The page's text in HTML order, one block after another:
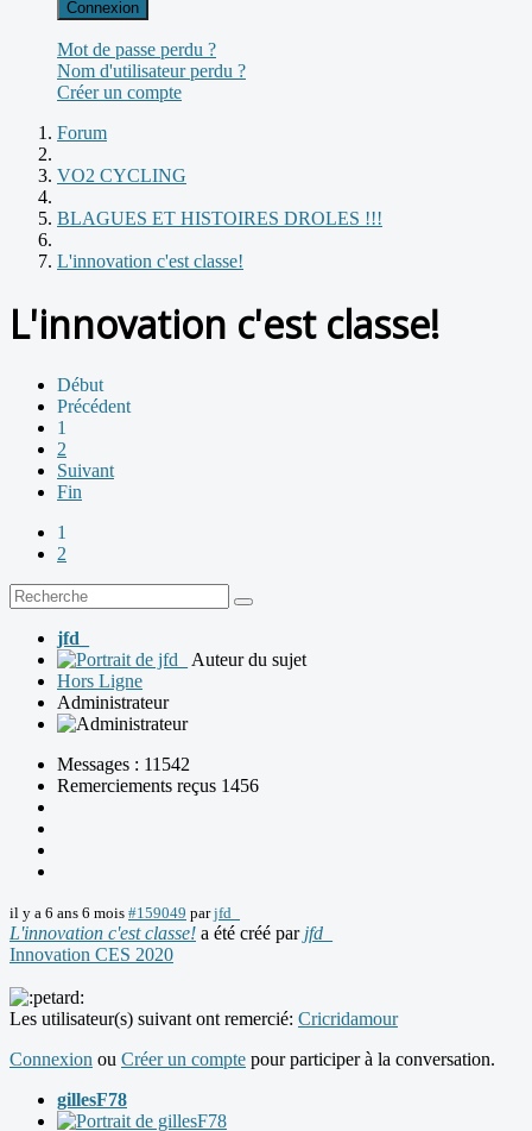
Connexion
Mot de passe perdu ?
Nom d'utilisateur perdu ?
Créer un compte
Forum
VO2 CYCLING
BLAGUES ET HISTOIRES DROLES !!!
L'innovation c'est classe!
L'innovation c'est classe!
Début
Précédent
1
2
Suivant
Fin
1
2
jfd_
Auteur du sujet
Hors Ligne
Administrateur
Messages : 11542
Remerciements reçus 1456
il y a 6 ans 6 mois #159049 parjfd_
L'innovation c'est classe! a été créé par jfd_
Innovation CES 2020
Les utilisateur(s) suivant ont remercié: Cricridamour
Connexion ou Créer un compte pour participer à la conversation.
gillesF78